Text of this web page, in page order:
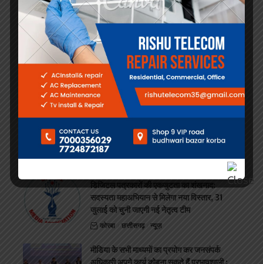
कहानी, मनोज मिश्रा के हाथों में संगठन की कमान
कोरबा में डिजिटल मीडिया एसोसिएशन को मिला नया
नेतृत्व, संगठन विस्तार और पत्रकार हित होंगे सर्वोच्च
एजेंडा मनोज मिश्रा को मिली अध्यक्ष की जिम्मेदारी,
डिजिटल मीडिया एसोसिएशन ने पत्रकार हितों, संगठन
विस्तार और निष्पक्ष पत्रकारिता को बनाया सर्वोच्च
एजेंडा
कोरबा छत्तीसगढ़ न्यूज़
महिला उत्पीड़न के मामले से बचाने के नाम पर 1.20
लाख रुपये की ठगी का आरोप, थानों में सक्रिय कथित
एजेंटों पर भी उठे सवाल
न्यूज़
सदस्यता महाअभियान से मिलेगा नया विस्तार, 31
जुलाई को चुनी जाएगी नई नेतृत्व टीम
कोरबा छत्तीसगढ़ न्यूज़
मीडिया के सभी माध्यमों का प्रयोग कर जनसंपर्क
अधिकारी अपने कार्य कोबना सकते हैं प्रभावशाली :